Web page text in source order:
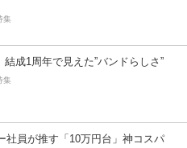
集
結成1周年で見えた”バンドらしさ”
集
社員が推す「10万円台」神コスパ